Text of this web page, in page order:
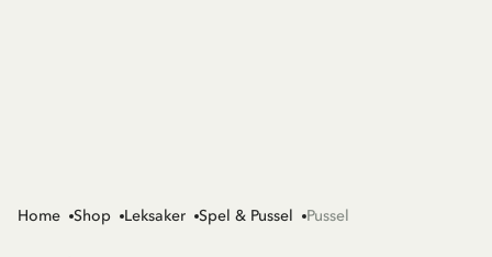
Home Shop Leksaker Spel & Pussel Pussel